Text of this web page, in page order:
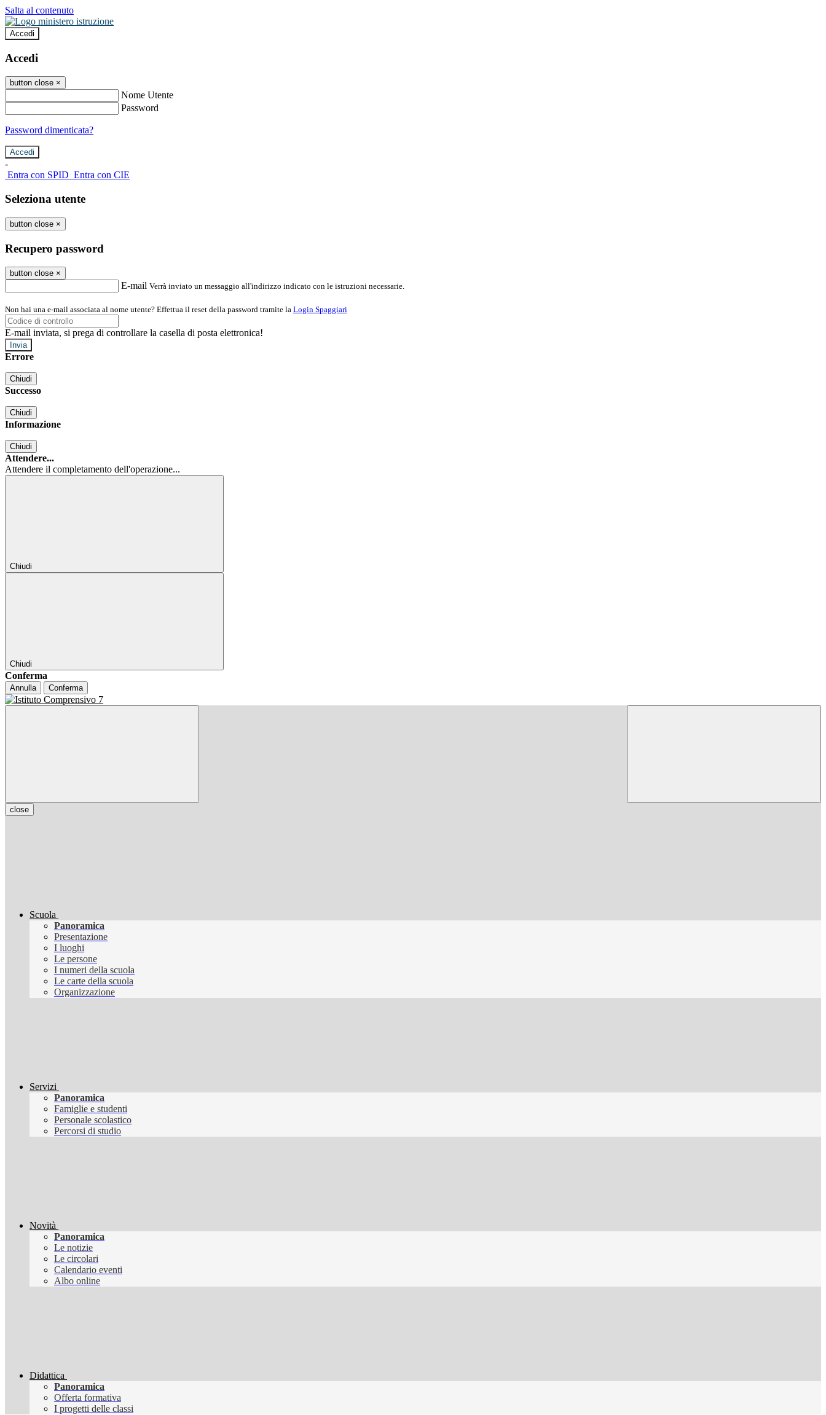
Salta al contenuto
Accedi
Accedi
button close ×
Nome Utente
Password
Password dimenticata?
-
Entra con SPID Entra con CIE
Seleziona utente
button close ×
Recupero password
button close ×
E-mail Verrà inviato un messaggio all'indirizzo indicato con le istruzioni necessarie.
Non hai una e-mail associata al nome utente? Effettua il reset della password tramite la Login Spaggiari
E-mail inviata, si prega di controllare la casella di posta elettronica!
Errore
Chiudi
Successo
Chiudi
Informazione
Chiudi
Attendere...
Attendere il completamento dell'operazione...
Chiudi
Chiudi
Conferma
Annulla Conferma
close
Scuola
Panoramica
Presentazione
I luoghi
Le persone
I numeri della scuola
Le carte della scuola
Organizzazione
Servizi
Panoramica
Famiglie e studenti
Personale scolastico
Percorsi di studio
Novità
Panoramica
Le notizie
Le circolari
Calendario eventi
Albo online
Didattica
Panoramica
Offerta formativa
I progetti delle classi